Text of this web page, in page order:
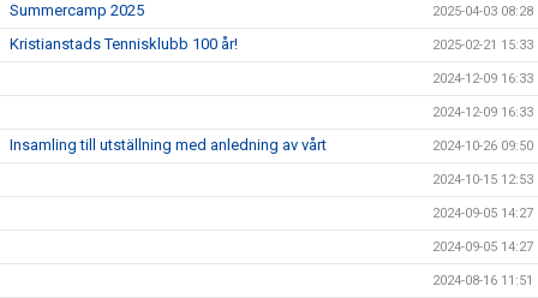
Summercamp 2025 2025-04-03 08:28
Kristianstads Tennisklubb 100 år! 2025-02-21 15:33
2024-12-09 16:33
2024-12-09 16:33
Insamling till utställning med anledning av vårt 2024-10-26 09:50
2024-10-15 12:53
2024-09-05 14:27
2024-09-05 14:27
2024-08-16 11:51